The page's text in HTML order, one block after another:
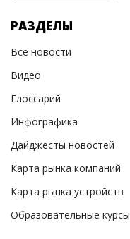
РАЗДЕЛЫ
Все новости
Видео
Глоссарий
Инфографика
Дайджесты новостей
Карта рынка компаний
Карта рынка устройств
Образовательные курсы